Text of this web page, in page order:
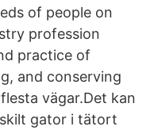
of people on
profession
practice of
and conserving
vägar.Det kan
gator i tätort